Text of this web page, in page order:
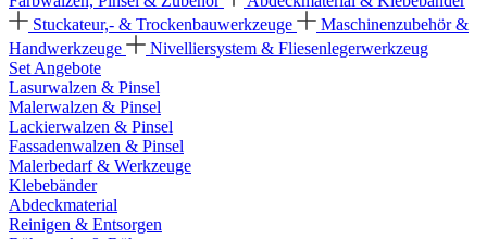
Stuckateur,- & Trockenbauwerkzeuge
Maschinenzubehör &
Handwerkzeuge
Nivelliersystem & Fliesenlegerwerkzeug
Set Angebote
Lasurwalzen & Pinsel
Malerwalzen & Pinsel
Lackierwalzen & Pinsel
Fassadenwalzen & Pinsel
Malerbedarf & Werkzeuge
Klebebänder
Abdeckmaterial
Reinigen & Entsorgen